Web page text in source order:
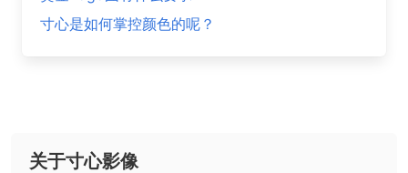
寸心是如何掌控颜色的呢？
关于寸心影像